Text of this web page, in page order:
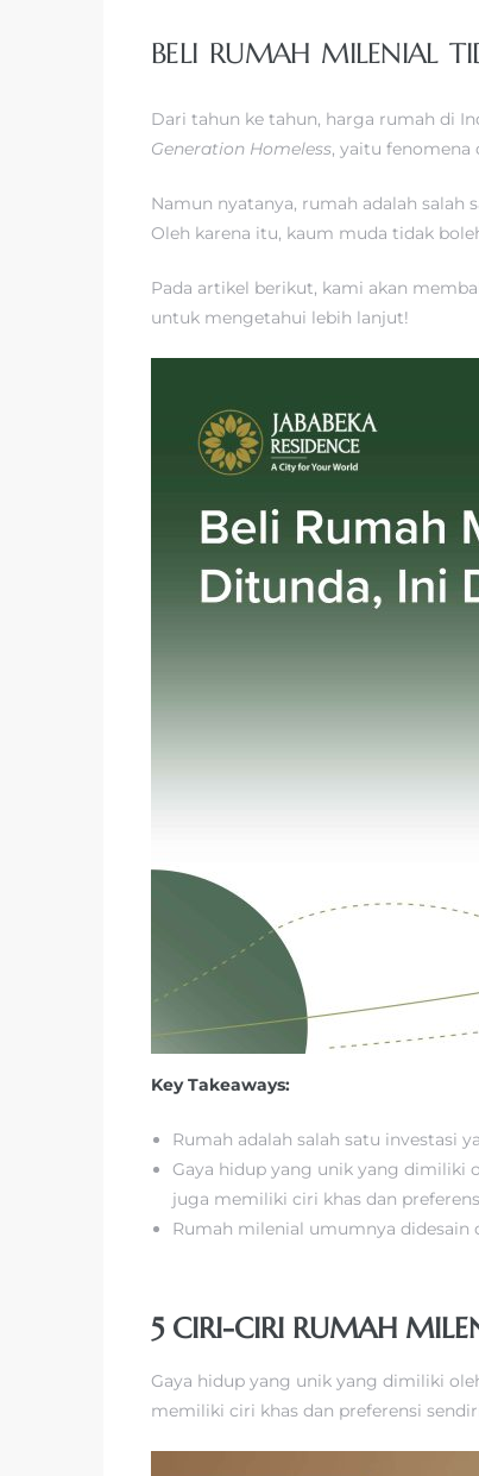
BELI RUMAH MILENIAL
Dari tahun ke tahun, harga rumah di
Generation Homeless, yaitu
Namun nyatanya, rumah adalah
Oleh karena itu, kaum muda tidak
Pada artikel berikut, kami akan
untuk mengetahui lebih lanjut!
Key Takeaways:
Rumah adalah salah satu investasi
Gaya hidup yang unik yang dimiliki
juga memiliki ciri khas dan
Rumah milenial umumnya didesain
5 CIRI-CIRI RUMAH
Gaya hidup yang unik yang dimiliki
memiliki ciri khas dan preferensi